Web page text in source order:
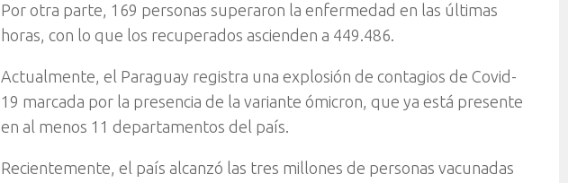
Por otra parte, 169 personas superaron la enfermedad en las últimas
horas, con lo que los recuperados ascienden a 449.486.
Actualmente, el Paraguay registra una explosión de contagios de Covid-
19 marcada por la presencia de la variante ómicron, que ya está presente
en al menos 11 departamentos del país.
Recientemente, el país alcanzó las tres millones de personas vacunadas